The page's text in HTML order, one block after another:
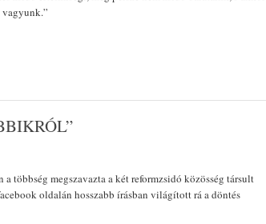
többség megszavazta a két reformzsidó közösség társult
oldalán hosszabb írásban világított rá a döntés